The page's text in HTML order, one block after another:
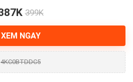
399K
XEM NGAY
4KC0BTDDC5